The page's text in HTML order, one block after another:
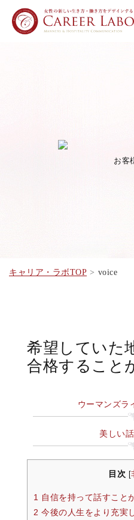
お客
キャリア・ラボTOP voice
希望していた
合格すること
ウーマンズラ
美しい
目次
1 自信を持って話すこと
2 今後の人生をより充実